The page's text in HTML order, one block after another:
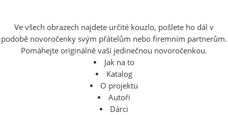
Ve všech obrazech najdete určité kouzlo, pošlete ho dál v
podobě novoročenky svým přátelům nebo firemním partnerům.
Pomáhejte originálně vaší jedinečnou novoročenkou.
Jak na to
Katalog
O projektu
Autoři
Dárci